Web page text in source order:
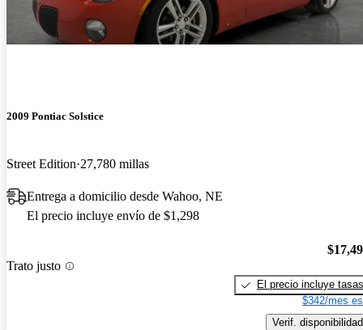
2009 Pontiac Solstice
Street Edition 27,780 millas
Entrega a domicilio desde Wahoo, NE
El precio incluye envío de $1,298
Trato justo
El precio incluye tasas
$342/mes
Verif. disponibilidad